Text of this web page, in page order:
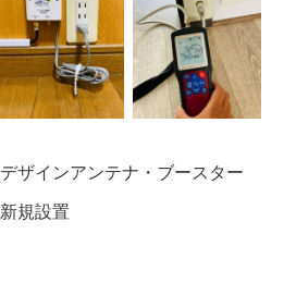
デザインアンテナ・ブースター
新規設置